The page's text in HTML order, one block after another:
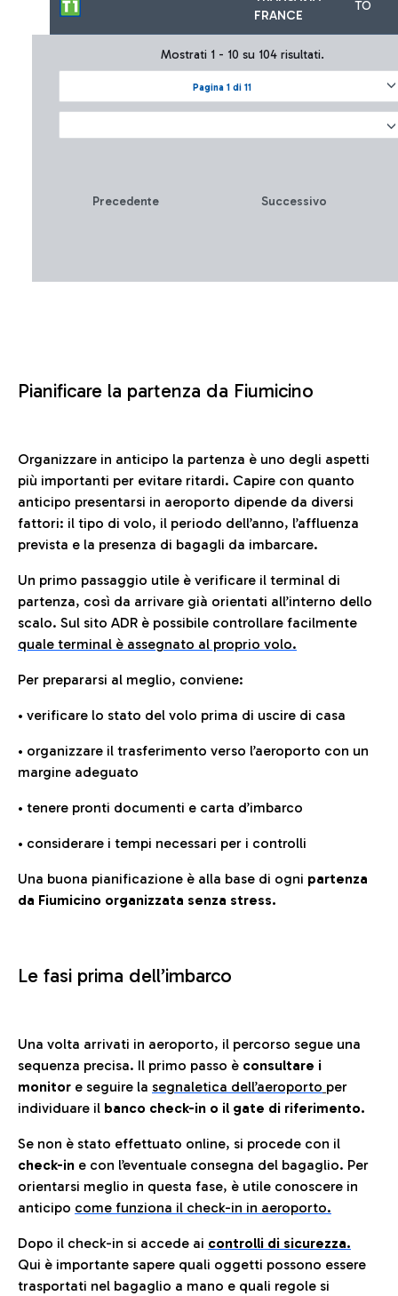
FRANCE
TO
Pagina 1 di 11
Mostrati 1 - 10 su 104 risultati.
Precedente Successivo
Pianificare la partenza da Fiumicino
Organizzare in anticipo la partenza è uno degli aspetti
più importanti per evitare ritardi. Capire con quanto
anticipo presentarsi in aeroporto dipende da diversi
fattori: il tipo di volo, il periodo dell’anno, l’affluenza
prevista e la presenza di bagagli da imbarcare.
Un primo passaggio utile è verificare il terminal di
partenza, così da arrivare già orientati all’interno dello
scalo. Sul sito ADR è possibile controllare facilmente
quale terminal è assegnato al proprio volo.
Per prepararsi al meglio, conviene:
• verificare lo stato del volo prima di uscire di casa
• organizzare il trasferimento verso l’aeroporto con un
margine adeguato
• tenere pronti documenti e carta d’imbarco
• considerare i tempi necessari per i controlli
Una buona pianificazione è alla base di ogni partenza
da Fiumicino organizzata senza stress.
Le fasi prima dell’imbarco
Una volta arrivati in aeroporto, il percorso segue una
sequenza precisa. Il primo passo è consultare i
monitor e seguire la segnaletica dell’aeroporto per
individuare il banco check-in o il gate di riferimento.
Se non è stato effettuato online, si procede con il
check-in e con l’eventuale consegna del bagaglio. Per
orientarsi meglio in questa fase, è utile conoscere in
anticipo come funziona il check-in in aeroporto.
Dopo il check-in si accede ai controlli di sicurezza.
Qui è importante sapere quali oggetti possono essere
trasportati nel bagaglio a mano e quali regole si